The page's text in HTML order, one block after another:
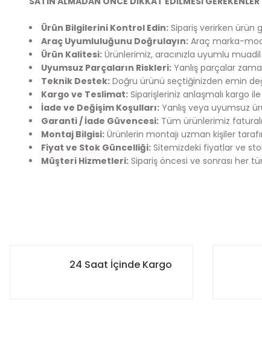
Ürün Bilgilerini Kontrol Edin: Sipariş verirken ürün
Araç Uyumluluğunu Doğrulayın: Araç marka-
Ürün Kalitesi: Ürünlerimiz, aracınızla uyumlu
Uyumsuz Parçaların Riskleri: Yanlış parçalar
Teknik Destek: Doğru ürünü seçtiğinizden emin
Kargo ve Teslimat: Siparişleriniz anlaşmalı kargo
İade ve Değişim Koşulları: Yanlış veya uyumsuz
Garanti / İade Güvencesi: Tüm ürünlerimiz
Montaj Bilgisi: Ürünlerin montajı uzman kişiler
Fiyat ve Stok Güncelliği: Sitemizdeki fiyatlar ve
Müşteri Hizmetleri: Sipariş öncesi ve sonrası her
Ürün resmi kalitesiz, bozuk veya görüntülenemiyor.
- 12:00 sonrası verilen siparişleriniz ise ertesi gün
24 Saat İçinde Kargo